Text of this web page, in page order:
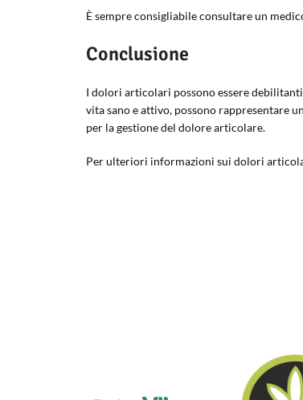
È sempre consigliabile consultare un
Conclusione
I dolori articolari possono essere
vita sano e attivo, possono rappresentare
per la gestione del dolore articolare.
Per ulteriori informazioni sui dolori